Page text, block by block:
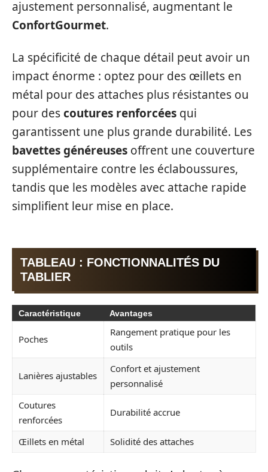
ajustement personnalisé, augmentant le
ConfortGourmet.
La spécificité de chaque détail peut avoir un
impact énorme : optez pour des œillets en
métal pour des attaches plus résistantes ou
pour descoutures renforcées qui
garantissent une plus grande durabilité. Les
bavettes généreuses offrent une couverture
supplémentaire contre les éclaboussures,
tandis que les modèles avec attache rapide
simplifient leur mise en place.
TABLEAU : FONCTIONNALITÉS DU
TABLIER
Caractéristique Avantages
Poches
Rangement pratique pour les
outils
Lanières ajustables
Confort et ajustement
personnalisé
Coutures
renforcées
Durabilité accrue
Œillets en métal Solidité des attaches